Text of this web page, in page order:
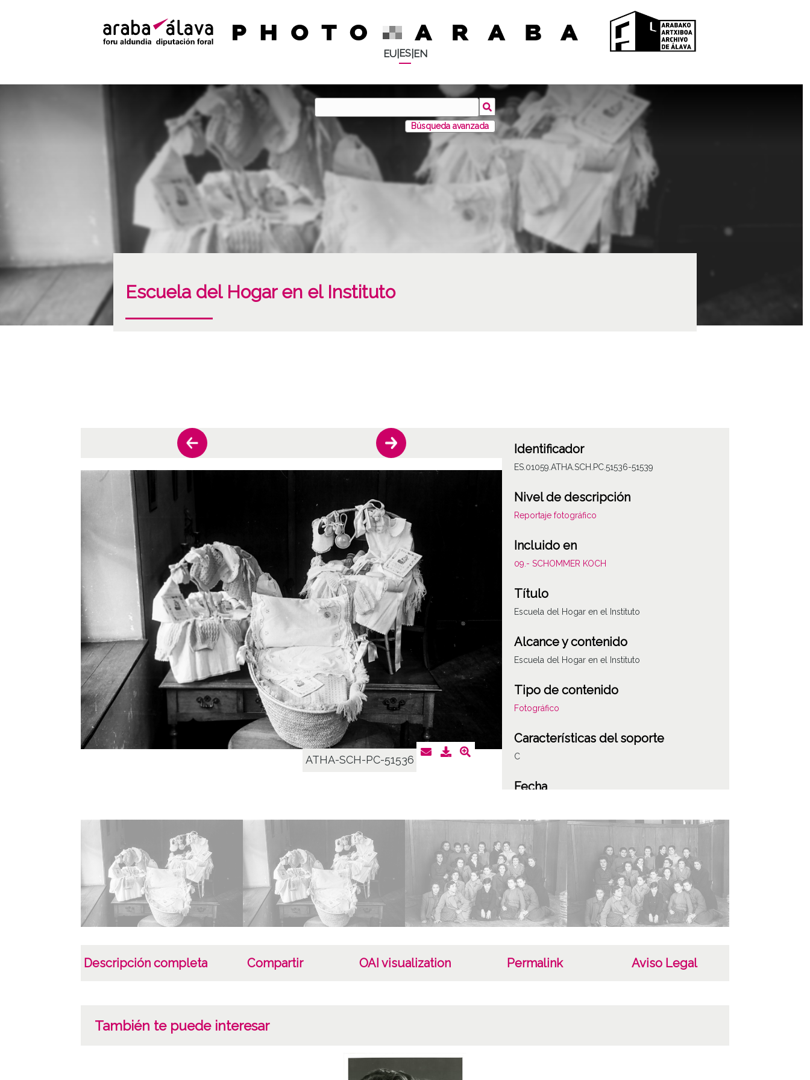
EU| ES| EN
Búsqueda avanzada
Escuela del Hogar en el Instituto
ATHA-SCH-PC-51536
Identificador
ES.01059.ATHA.SCH.PC.51536-51539
Nivel de descripción
Reportaje fotográfico
Incluido en
09.- SCHOMMER KOCH
Título
Escuela del Hogar en el Instituto
Alcance y contenido
Escuela del Hogar en el Instituto
Tipo de contenido
Fotográfico
Características del soporte
C
Fecha
1954, enero, 18
Notas
Rollo D-2
ES.01059.ATHA.SCH.PC- PC-051536 a 051539 /*|*/
Internegativo: SCH-IN-001197 a 001200 /*|*/
Signatura anterior: 317 Signatura antigua: 3 (1954)
Descripción completa Compartir OAI visualization Permalink Aviso Legal
También te puede interesar